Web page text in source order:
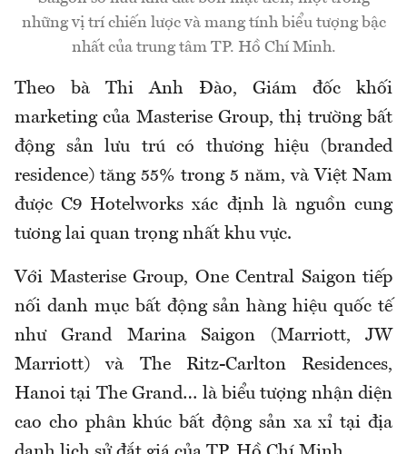
những vị trí chiến lược và mang tính biểu tượng bậc
nhất của trung tâm TP. Hồ Chí Minh.
Theo bà Thi Anh Đào, Giám đốc khối
marketing của Masterise Group, thị trường bất
động sản lưu trú có thương hiệu (branded
residence) tăng 55% trong 5 năm, và Việt Nam
được C9 Hotelworks xác định là nguồn cung
tương lai quan trọng nhất khu vực.
Với Masterise Group, One Central Saigon tiếp
nối danh mục bất động sản hàng hiệu quốc tế
như Grand Marina Saigon (Marriott, JW
Marriott) và The Ritz-Carlton Residences,
Hanoi tại The Grand… là biểu tượng nhận diện
cao cho phân khúc bất động sản xa xỉ tại địa